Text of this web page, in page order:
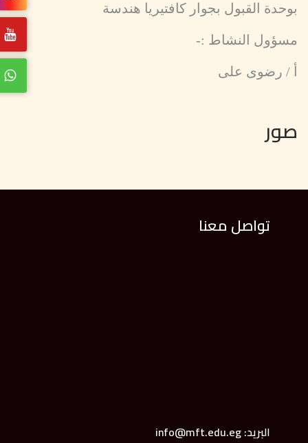
بوحدة القبول بجوار كافتيريا هندسة
مسؤول النشاط :-
أ / رضوى على
صور
تواصل معنا
البريد: info@mft.edu.eg